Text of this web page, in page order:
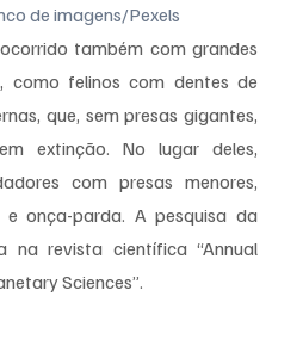
de imagens/Pexels
também com grandes
como felinos com dentes de
que, sem presas gigantes,
extinção. No lugar deles,
com presas menores,
onça-parda. A pesquisa da
na revista científica “Annual
Sciences”.